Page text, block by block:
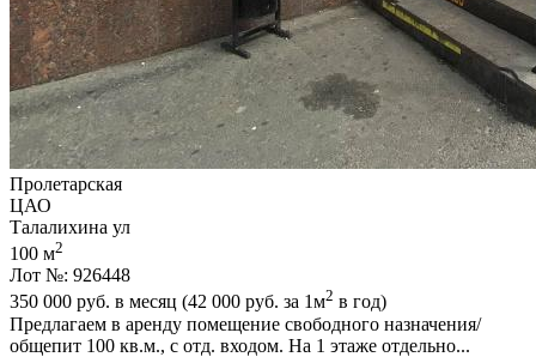
Пролетарская
ЦАО
Талалихина ул
100 м2
Лот №: 926448
350 000 руб. в месяц (42 000 руб. за 1м2 в год)
Предлагаем в аренду помещение свободного назначения/
общепит 100 кв.м.,­ с отд. входом. На 1 этаже отдельно...